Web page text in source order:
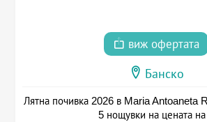
виж офертата
Банско
Лятна почивка 2026 в Maria Antoaneta
5 нощувки на цената